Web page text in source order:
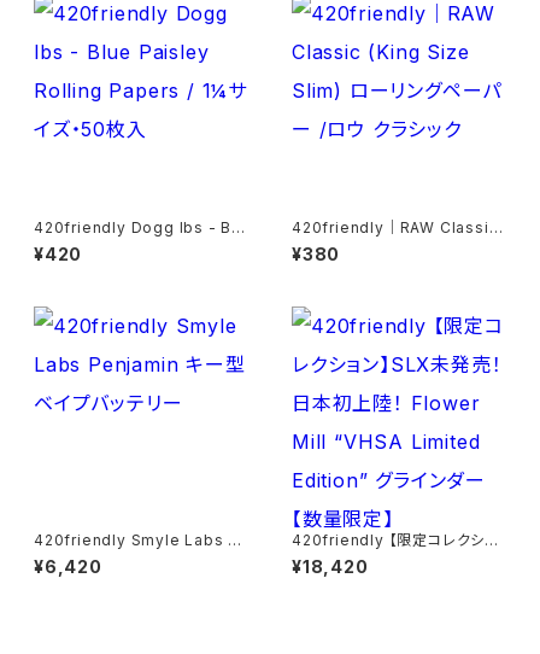
420friendly Dogg lbs - Blu
e Paisley Rolling Papers /
1¼サイズ・50枚入
¥420
420friendly｜RAW Classic
(King Size Slim) ローリング
ペーパー /ロウ クラシック
¥380
420friendly Smyle Labs P
enjamin キー型ベイプバッテリ
ー
¥6,420
420friendly 【限定コレクショ
ン】SLX未発売！日本初上陸！ Fl
ower Mill “VHSA Limited E
¥18,420